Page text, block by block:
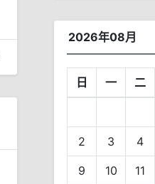
2026年08月
日 一 二
2 3 4
9 10 11